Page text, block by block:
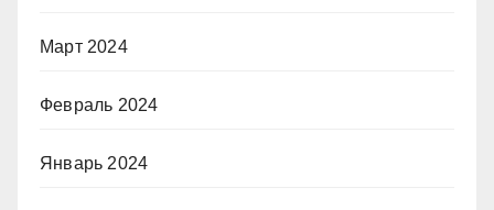
Март 2024
Февраль 2024
Январь 2024